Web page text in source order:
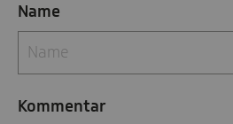
Name
Kommentar